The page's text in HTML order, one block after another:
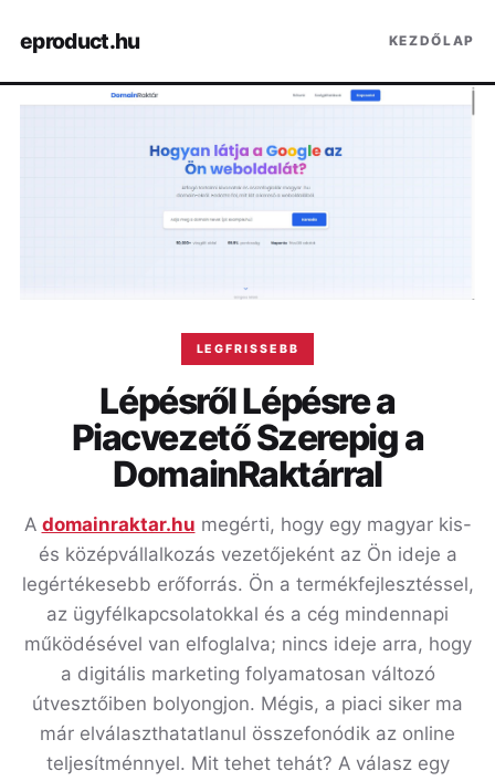
eproduct.hu KEZDŐLAP
LEGFRISSEBB
Lépésről Lépésre a
Piacvezető Szerepig a
DomainRaktárral
A domainraktar.hu megérti, hogy egy magyar kis-
és középvállalkozás vezetőjeként az Ön ideje a
legértékesebb erőforrás. Ön a termékfejlesztéssel,
az ügyfélkapcsolatokkal és a cég mindennapi
működésével van elfoglalva; nincs ideje arra, hogy
a digitális marketing folyamatosan változó
útvesztőiben bolyongjon. Mégis, a piaci siker ma
már elválaszthatatlanul összefonódik az online
teljesítménnyel. Mit tehet tehát? A válasz egy